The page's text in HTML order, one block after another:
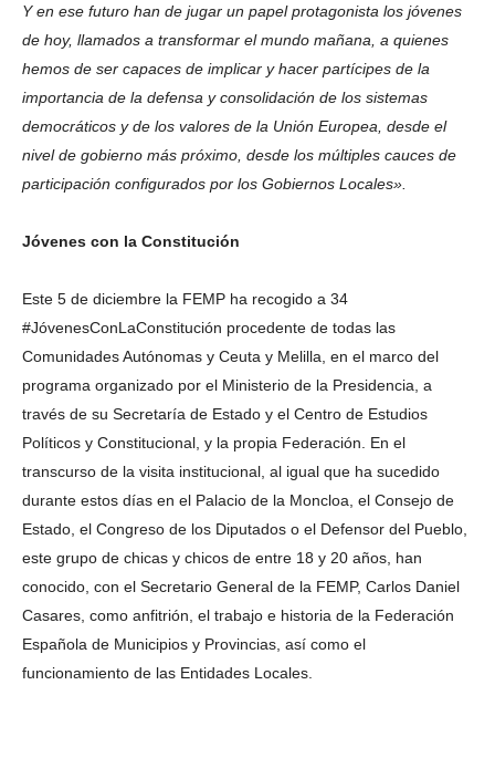
Y en ese futuro han de jugar un papel protagonista los jóvenes
de hoy, llamados a transformar el mundo mañana, a quienes
hemos de ser capaces de implicar y hacer partícipes de la
importancia de la defensa y consolidación de los sistemas
democráticos y de los valores de la Unión Europea, desde el
nivel de gobierno más próximo, desde los múltiples cauces de
participación configurados por los Gobiernos Locales».
Jóvenes con la Constitución
Este 5 de diciembre la FEMP ha recogido a 34
#JóvenesConLaConstitución procedente de todas las
Comunidades Autónomas y Ceuta y Melilla, en el marco del
programa organizado por el Ministerio de la Presidencia, a
través de su Secretaría de Estado y el Centro de Estudios
Políticos y Constitucional, y la propia Federación. En el
transcurso de la visita institucional, al igual que ha sucedido
durante estos días en el Palacio de la Moncloa, el Consejo de
Estado, el Congreso de los Diputados o el Defensor del Pueblo,
este grupo de chicas y chicos de entre 18 y 20 años, han
conocido, con el Secretario General de la FEMP, Carlos Daniel
Casares, como anfitrión, el trabajo e historia de la Federación
Española de Municipios y Provincias, así como el
funcionamiento de las Entidades Locales.